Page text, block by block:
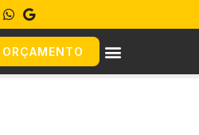
ORÇAMENTO